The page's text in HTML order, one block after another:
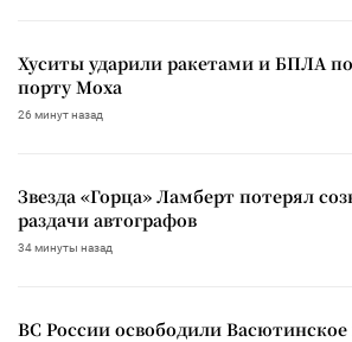
Хуситы ударили ракетами и БПЛА
порту Моха
26 минут назад
Звезда «Горца» Ламберт потерял
раздачи автографов
34 минуты назад
ВС России освободили